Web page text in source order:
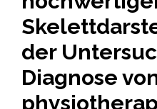
der
Diagnose